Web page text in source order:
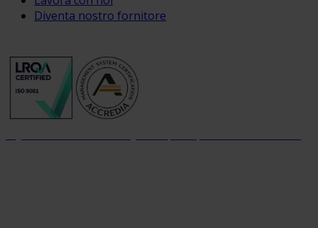
Diventa nostro fornitore